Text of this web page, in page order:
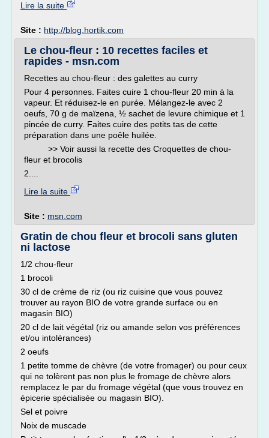
Lire la suite
Site : http://blog.hortik.com
Le chou-fleur : 10 recettes faciles et
rapides - msn.com
Recettes au chou-fleur : des galettes au curry
Pour 4 personnes. Faites cuire 1 chou-fleur 20 min à la
vapeur. Et réduisez-le en purée. Mélangez-le avec 2
oeufs, 70 g de maïzena, ½ sachet de levure chimique et 1
pincée de curry. Faites cuire des petits tas de cette
préparation dans une poêle huilée.
>> Voir aussi la recette des Croquettes de chou-
fleur et brocolis
2....
Lire la suite
Site : msn.com
Gratin de chou fleur et brocoli sans gluten
ni lactose
1/2 chou-fleur
1 brocoli
30 cl de crème de riz (ou riz cuisine que vous pouvez
trouver au rayon BIO de votre grande surface ou en
magasin BIO)
20 cl de lait végétal (riz ou amande selon vos préférences
et/ou intolérances)
2 oeufs
1 petite tomme de chèvre (de votre fromager) ou pour ceux
qui ne tolèrent pas non plus le fromage de chèvre alors
remplacez le par du fromage végétal (que vous trouvez en
épicerie spécialisée ou magasin BIO).
Sel et poivre
Noix de muscade